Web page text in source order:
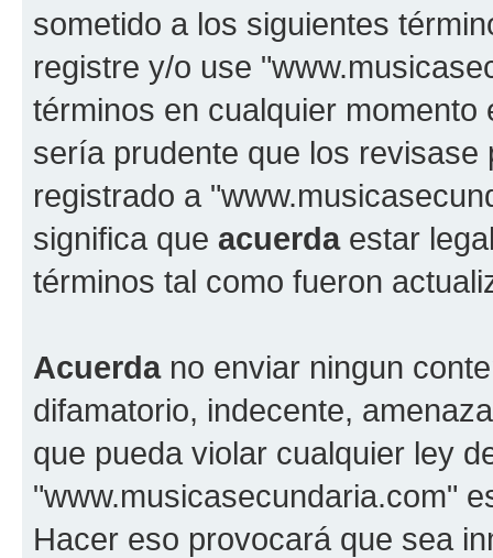
sometido a los siguientes
registre y/o use
términos en cualquier
sería prudente que los
registrado a
significa que acuerdaestar
términos tal como fueron
Acuerdano enviar ningun
difamatorio, indecente,
que pueda violar cualquier ley
"www.musicasecundaria.com"
Hacer eso provocará que sea